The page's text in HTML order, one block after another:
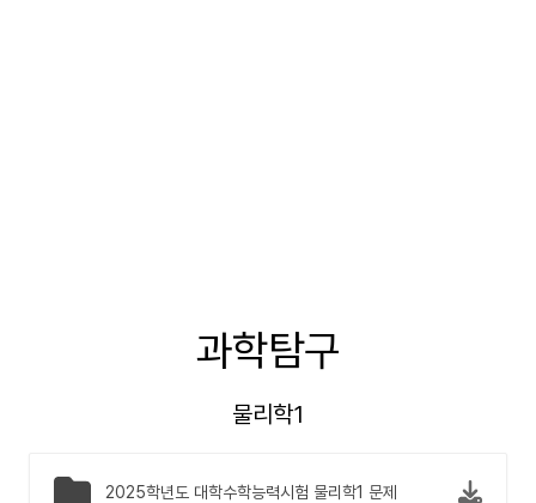
과학탐구
물리학1
2025학년도 대학수학능력시험 물리학1 문제